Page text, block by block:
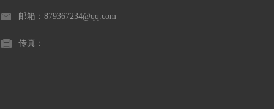
邮箱：879367234@qq.com
传真：